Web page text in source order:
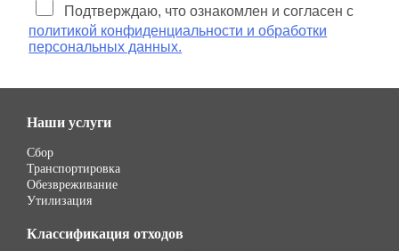
Подтверждаю, что ознакомлен и согласен с
политикой конфиденциальности и обработки
персональных данных.
Наши услуги
Сбор
Транспортировка
Обезвреживание
Утилизация
Классификация отходов